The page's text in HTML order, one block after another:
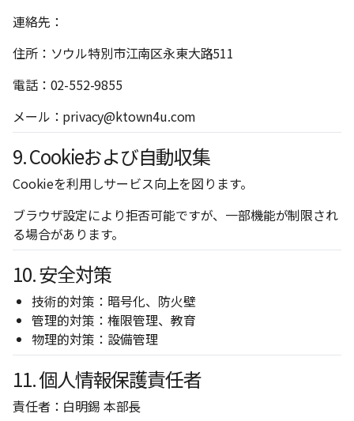
連絡先：
住所：ソウル特別市江南区永東大路511
電話：02-552-9855
メール： privacy@ktown4u.com
9. Cookieおよび自動収集
Cookieを利用しサービス向上を図ります。
ブラウザ設定により拒否可能ですが、一部機能が制限され
る場合があります。
10. 安全対策
技術的対策：暗号化、防火壁
管理的対策：権限管理、教育
物理的対策：設備管理
11. 個人情報保護責任者
責任者：白明錫 本部長